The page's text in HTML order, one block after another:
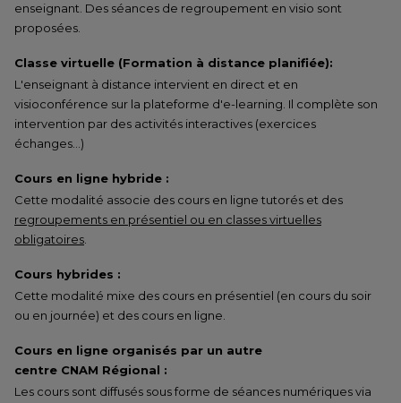
enseignant. Des séances de regroupement en visio sont
proposées.
Classe virtuelle (Formation à distance planifiée):
L'enseignant à distance intervient en direct et en
visioconférence sur la plateforme d'e-learning. Il complète son
intervention par des activités interactives (exercices
échanges…)
Cours en ligne hybride :
Cette modalité associe des cours en ligne tutorés et des
regroupements en présentiel ou en classes virtuelles
obligatoires
Cours hybrides :
Cette modalité mixe des cours en présentiel (en cours du soir
ou en journée) et des cours en ligne.
Cours en ligne organisés par un autre
centre CNAM Régional :
Les cours sont diffusés sous forme de séances numériques via